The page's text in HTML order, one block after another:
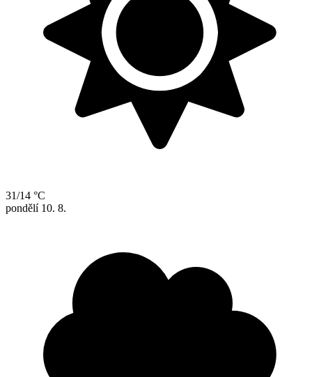
31/14 °C
pondělí 10. 8.